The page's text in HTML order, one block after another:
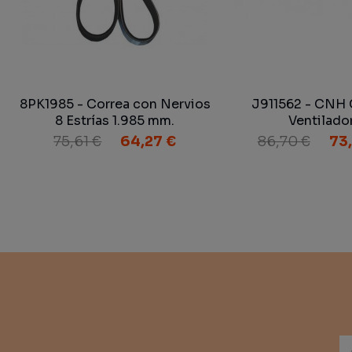
8PK1985 - Correa con Nervios
8 Estrías 1.985 mm.
75,61 € 64,27 €
J911562 - CNH
86,70 €